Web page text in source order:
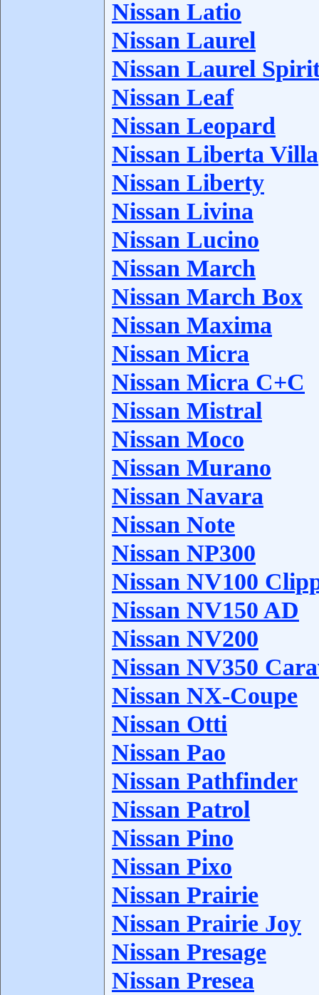
Nissan Latio
Nissan Laurel
Nissan Laurel
Nissan Leaf
Nissan Leopard
Nissan Liberta Villa
Nissan Liberty
Nissan Livina
Nissan Lucino
Nissan March
Nissan March Box
Nissan Maxima
Nissan Micra
Nissan Micra C+C
Nissan Mistral
Nissan Moco
Nissan Murano
Nissan Navara
Nissan Note
Nissan NP300
Nissan NV100
Nissan NV150 AD
Nissan NV200
Nissan NV350
Nissan NX-Coupe
Nissan Otti
Nissan Pao
Nissan Pathfinder
Nissan Patrol
Nissan Pino
Nissan Pixo
Nissan Prairie
Nissan Prairie Joy
Nissan Presage
Nissan Presea